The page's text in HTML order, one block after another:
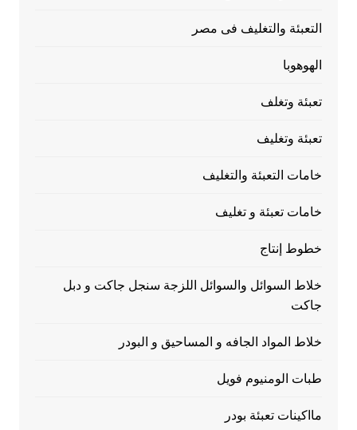
التعبئة والتغليف فى مصر
الهوهوبا
تعبئة وتغلف
تعبئة وتغليف
خامات التعبئة والتغليف
خامات تعبئة و تغليف
خطوط إنتاج
خلاط السوائل والسوائل اللزجة سنجل جاكت و دبل
جاكت
خلاط المواد الجافه و المساحيق و البودر
طبات الومنيوم فويل
مااكينات تعبئة بودر